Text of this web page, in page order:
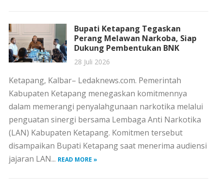
Bupati Ketapang Tegaskan
Perang Melawan Narkoba, Siap
Dukung Pembentukan BNK
28 Juli 2026
Ketapang, Kalbar– Ledaknews.com. Pemerintah
Kabupaten Ketapang menegaskan komitmennya
dalam memerangi penyalahgunaan narkotika melalui
penguatan sinergi bersama Lembaga Anti Narkotika
(LAN) Kabupaten Ketapang. Komitmen tersebut
disampaikan Bupati Ketapang saat menerima audiensi
jajaran LAN... READ MORE »